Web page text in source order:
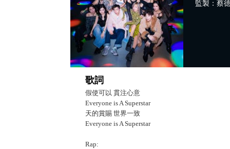
監製：蔡
歌詞
假使可以 貫注心意
Everyone is A Superstar
天的賞賜 世界一致
Everyone is A Superstar
Rap: